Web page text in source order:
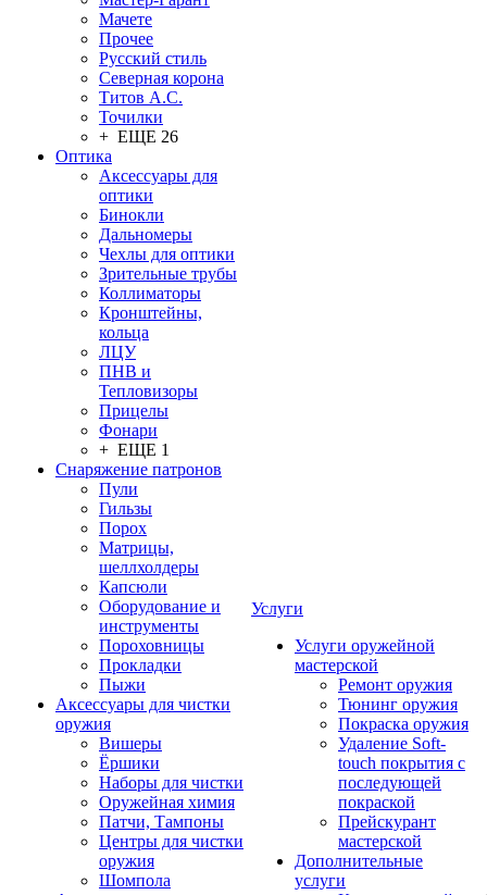
Мачете
Прочее
Русский стиль
Северная корона
Титов А.С.
Точилки
+ ЕЩЕ 26
Оптика
Аксессуары для
оптики
Бинокли
Дальномеры
Чехлы для оптики
Зрительные трубы
Коллиматоры
Кронштейны,
кольца
ЛЦУ
ПНВ и
Тепловизоры
Прицелы
Фонари
+ ЕЩЕ 1
Снаряжение патронов
Пули
Гильзы
Порох
Матрицы,
шеллхолдеры
Капсюли
Оборудование и
инструменты
Пороховницы
Прокладки
Пыжи
Аксессуары для чистки
оружия
Вишеры
Ёршики
Наборы для чистки
Оружейная химия
Патчи, Тампоны
Центры для чистки
оружия
Шомпола
Услуги
Услуги оружейной
мастерской
Ремонт оружия
Тюнинг оружия
Покраска оружия
Удаление Soft-
touch покрытия с
последующей
покраской
Прейскурант
мастерской
Дополнительные
услуги